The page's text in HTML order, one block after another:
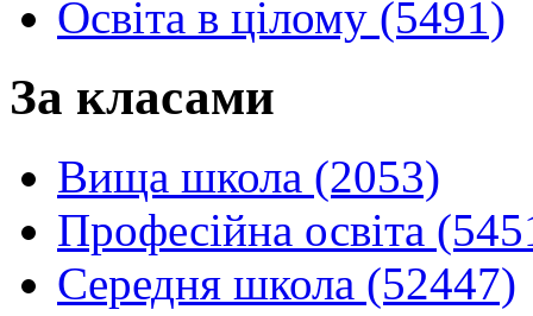
Освіта в цілому (5491)
За класами
Вища школа (2053)
Професійна освіта
Середня школа (52447)